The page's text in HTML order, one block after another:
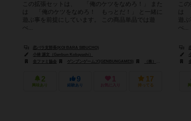
この拡張セットは、 「俺のケツをなめろ！」 また
は 「俺のケツをなめろ！ もっとだ！」 と一緒に
遊ぶ事を前提にしています。 この商品単品では遊
べ...
恋バラ支部長(KOI BARA SIBUCHO)
小林 源文（Genbun Kobayashi）
全ファミ協会
ゲンブンゲームズ(GENBUNGAMES) （株）スマッシュ(KABUSHIKIKAISHA SUMASSHU)
2
興味あり
9
経験あり
1
お気に入り
17
持ってる
こ
は
遊
べ...